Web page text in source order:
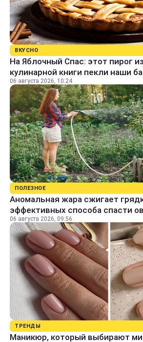
ВКУСНО
На Яблочный Спас: этот пирог
кулинарной книги пекли наши
06 августа 2026, 10:24
ПОЛЕЗНОЕ
Аномальная жара сжигает
эффективных способа спасти
06 августа 2026, 09:56
ТРЕНДЫ
Маникюр, который выбирают